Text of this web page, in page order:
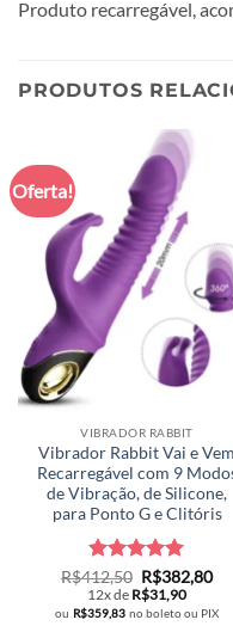
Produto recarregável,
PRODUTOS
Oferta!
VIBRADOR RABBIT
Vibrador Rabbit Vai e Vem
Recarregável com 9
de Vibração, de Silicone,
para Ponto G e Clitóris
Avaliação5
de 5
R$412,50 O
preço
original
era:
R$382,80O
é:
12x de R$31,90
ou R$359,83 no boleto ou PIX